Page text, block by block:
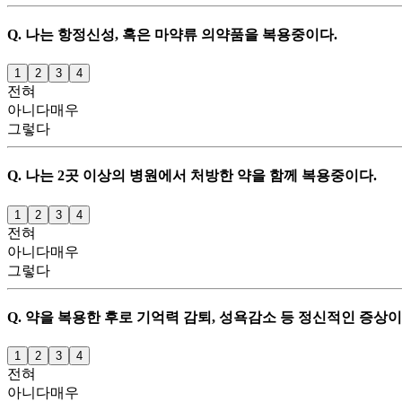
Q. 나는 항정신성, 혹은 마약류 의약품을 복용중이다.
1 2 3 4
전혀
아니다매우
그렇다
Q. 나는 2곳 이상의 병원에서 처방한 약을 함께 복용중이다.
1 2 3 4
전혀
아니다매우
그렇다
Q. 약을 복용한 후로 기억력 감퇴, 성욕감소 등 정신적인 증상
1 2 3 4
전혀
아니다매우